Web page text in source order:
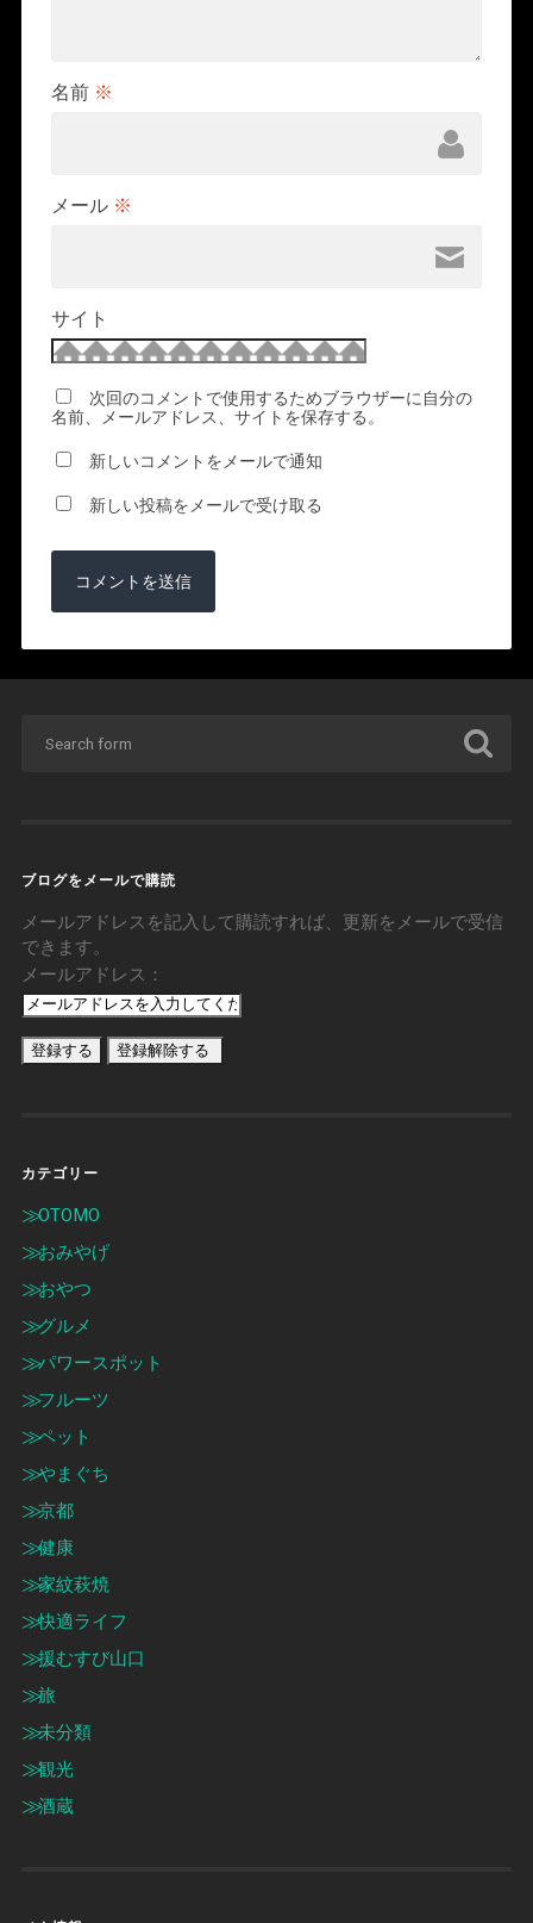
名前 ※
メール ※
サイト
次回のコメントで使用するためブラウザーに自分の
名前、メールアドレス、サイトを保存する。
新しいコメントをメールで通知
新しい投稿をメールで受け取る
ブログをメールで購読
メールアドレスを記入して購読すれば、更新をメールで受信
できます。
メールアドレス：
カテゴリー
OTOMO
おみやげ
おやつ
グルメ
パワースポット
フルーツ
ペット
やまぐち
京都
健康
家紋萩焼
快適ライフ
援むすび山口
旅
未分類
観光
酒蔵